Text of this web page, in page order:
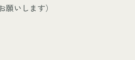
いします）